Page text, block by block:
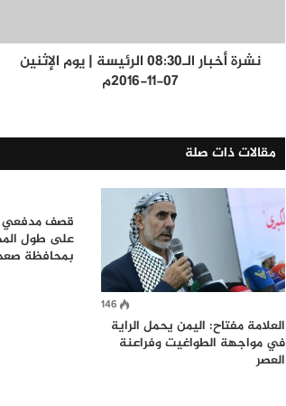
نشرة أخبار الـ08:30 الرئيسة | يوم الإثنين
07-11-2016م
مقالات ذات صلة
146
العلامة مفتاح: اليمن يحمل الراية
في مواجهة الطواغيت وفراعنة
العصر
قصف مدفعي
على طول
بمحافظة